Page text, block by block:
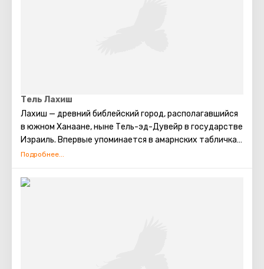
Тель Лахиш
Лахиш — древний библейский город, располагавшийся
в южном Ханаане, ныне Тель-эд-Дувейр в государстве
Израиль. Впервые упоминается в амарнских табличках
как Лакиша. Располагается в 30 км к юго-востоку от
объявлен Израилем археологическим парком